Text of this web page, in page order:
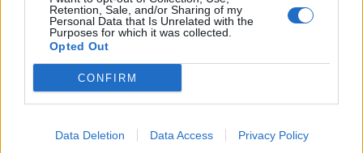
Retention, Sale, and/or Sharing of my
Personal Data that Is Unrelated with the
Purposes for which it was collected.
Opted Out
CONFIRM
Data Deletion Data Access Privacy Policy
Kezdődik az újabb fociforduló – pénteken a tévében
21:58
Nagy pofonba szaladt belé a Kolozsvári CFR,
kikapott a Győr és a Loki is
MÉG TÖBB FRISS HÍR